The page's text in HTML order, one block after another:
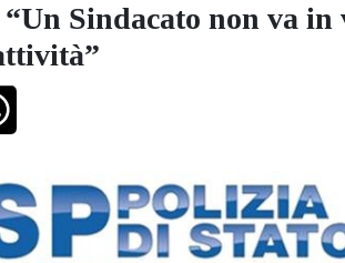
Sindacato non va in